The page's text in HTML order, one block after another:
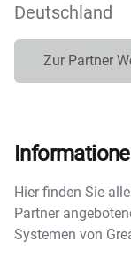
Deutschland
Zur Partner
Hier finden Sie
Partner
Systemen von